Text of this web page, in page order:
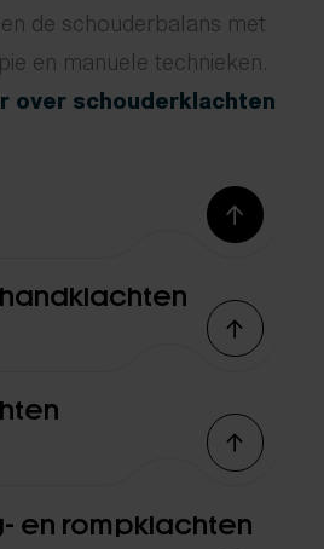
de schouderbalans met
en manuele technieken.
over schouderklachten
handklachten
en rompklachten